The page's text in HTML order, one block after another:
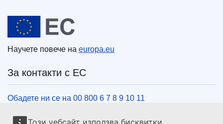
Този уебсайт използва бисквитки.
Европейски съюз
Научете повече на europa.eu
За контакти с ЕС
Обадете ни се на 00 800 6 7 8 9 10 11
Използвайте други телефонни номера